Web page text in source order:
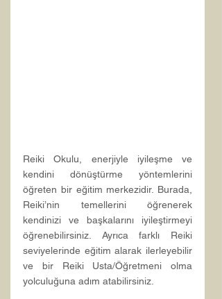
Reiki Okulu, enerjiyle iyileşme ve
kendini dönüştürme yöntemlerini
öğreten bir eğitim merkezidir. Burada,
Reiki’nin temellerini öğrenerek
kendinizi ve başkalarını iyileştirmeyi
öğrenebilirsiniz. Ayrıca farklı Reiki
seviyelerinde eğitim alarak ilerleyebilir
ve bir Reiki Usta/Öğretmeni olma
yolculuğuna adım atabilirsiniz.